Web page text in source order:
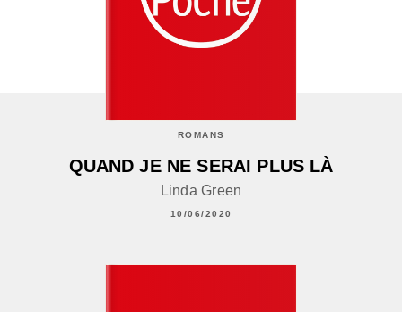
ROMANS
QUAND JE NE SERAI PLUS LÀ
Linda Green
10/06/2020